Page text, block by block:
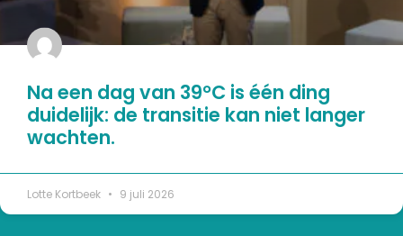
Na een dag van 39°C is één ding
duidelijk: de transitie kan niet langer
wachten.
Lotte Kortbeek 9 juli 2026